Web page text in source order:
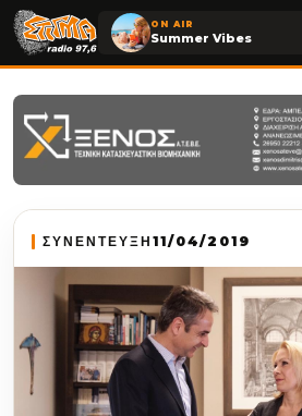
ON AIR
Summer Vibes
ΣΥΝΕΝΤΕΥΞΗ 11/04/2019